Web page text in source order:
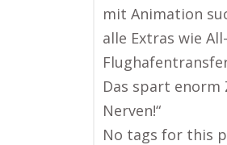
mit Animation
alle Extras wie
Das spart enorm
Nerven!“
No tags for this